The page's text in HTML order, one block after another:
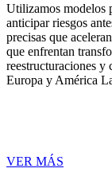
Utilizamos modelos
anticipar riesgos
precisas que
que enfrentan
reestructuraciones y
Europa y América
VER MÁS